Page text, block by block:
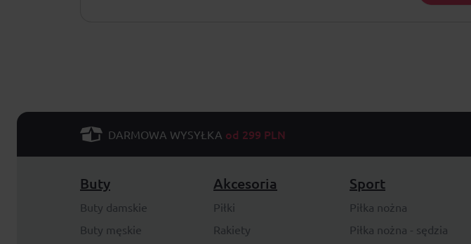
DARMOWA WYSYŁKA od 299 PLN
Buty
Buty damskie
Buty męskie
Akcesoria
Piłki
Rakiety
Sport
Piłka nożna
Piłka nożna - sędzia